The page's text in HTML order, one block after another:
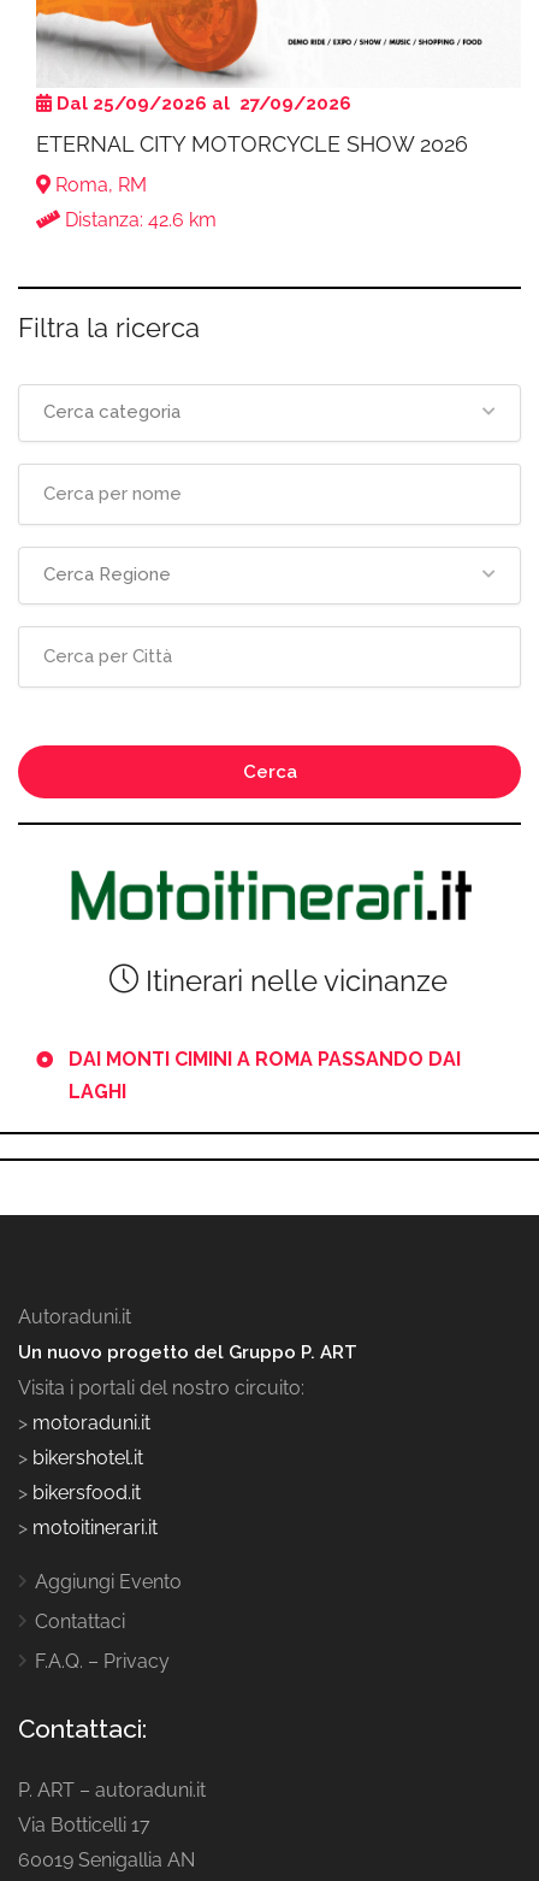
Dal 25/09/2026 al 27/09/2026
ETERNAL CITY MOTORCYCLE SHOW 2026
Roma, RM
Distanza: 42.6 km
Filtra la ricerca
Cerca categoria
Cerca Regione
Cerca
Itinerari nelle vicinanze
DAI MONTI CIMINI A ROMA PASSANDO DAI
LAGHI
Autoraduni.it
Un nuovo progetto del Gruppo P. ART
Visita i portali del nostro circuito:
> motoraduni.it
> bikershotel.it
> bikersfood.it
> motoitinerari.it
Aggiungi Evento
Contattaci
F.A.Q. – Privacy
Contattaci:
P. ART – autoraduni.it
Via Botticelli 17
60019 Senigallia AN